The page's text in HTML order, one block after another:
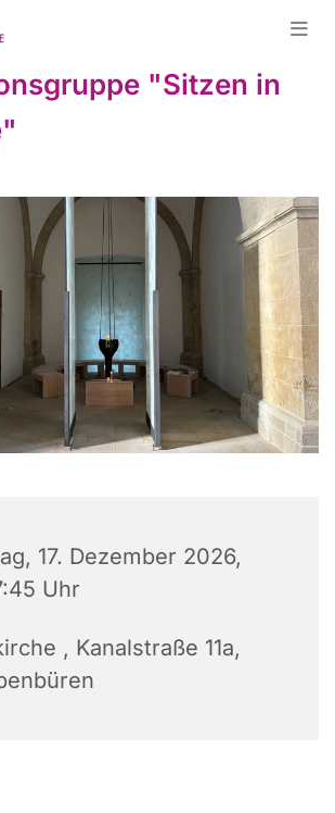
"Sitzen in
17. Dezember 2026,
Uhr
, Kanalstraße 11a,